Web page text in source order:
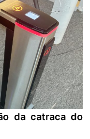
da catraca do